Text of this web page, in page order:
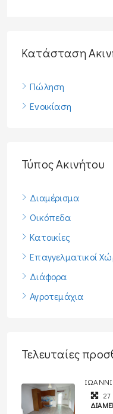
Κατάσταση
Πώληση
Ενοικίαση
Τύπος Ακινήτου
Διαμέρισμα
Οικόπεδα
Κατοικίες
Επαγγελματικοί
Διάφορα
Αγροτεμάχια
Τελευταίες
27